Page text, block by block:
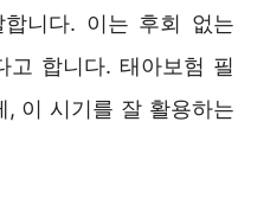
니다. 이는 후회 없는
고 합니다. 태아보험 필
, 이 시기를 잘 활용하는